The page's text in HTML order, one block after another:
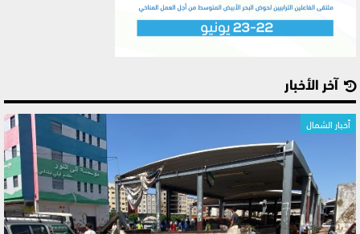
آخر الأخبار
أخبار الشمال